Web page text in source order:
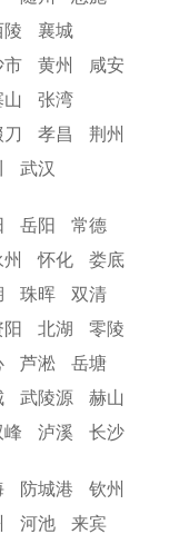
陵
襄城
市 黄州
咸安
山
张湾
刀 孝昌
荆州
武汉
岳阳
常德
州 怀化
娄底
珠晖
双清
阳 北湖
零陵
芦淞
岳塘
武陵源
赫山
峰 泸溪 长沙
防城港
钦州
河池
来宾